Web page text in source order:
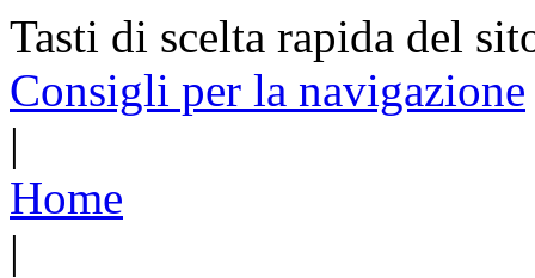
Tasti di scelta rapida del
Consigli per la navigazione
|
Home
|